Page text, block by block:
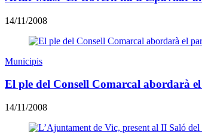
14/11/2008
Municipis
El ple del Consell Comarcal abordarà
14/11/2008